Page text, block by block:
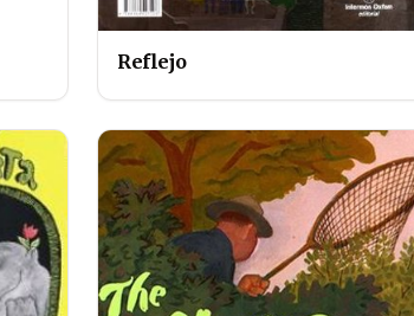
Reflejo